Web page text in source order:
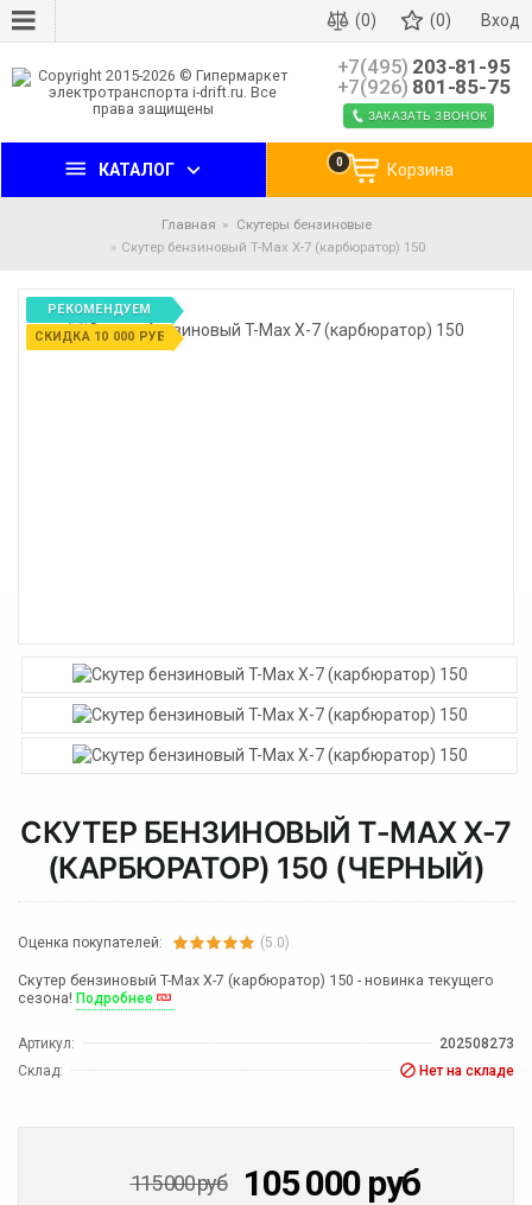
Вход
(0) (0)
+7(495) 203-81-95
+7(926) 801-85-75
ЗАКАЗАТЬ ЗВОНОК
КАТАЛОГ Корзина
0
Главная
Скутеры бензиновые
Скутер бензиновый T-Max X-7 (карбюратор) 150
РЕКОМЕНДУЕМ
СКИДКА 10 000 РУБ
СКУТЕР БЕНЗИНОВЫЙ T-MAX X-7
(КАРБЮРАТОР) 150 (ЧЕРНЫЙ)
Оценка покупателей: (5.0)
Скутер бензиновый T-Max X-7 (карбюратор) 150 - новинка текущего
сезона! Подробнее
Артикул:
202508273
Склад:
Нет на складе
115 000руб 105 000 руб